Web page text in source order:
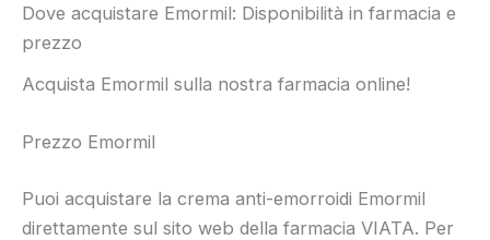
Dove acquistare Emormil: Disponibilità in farmacia e
prezzo
Acquista Emormil sulla nostra farmacia online!
Prezzo Emormil
Puoi acquistare la crema anti-emorroidi Emormil
direttamente sul sito web della farmacia VIATA. Per